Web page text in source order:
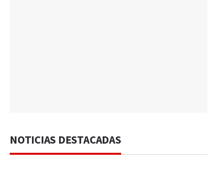
NOTICIAS DESTACADAS